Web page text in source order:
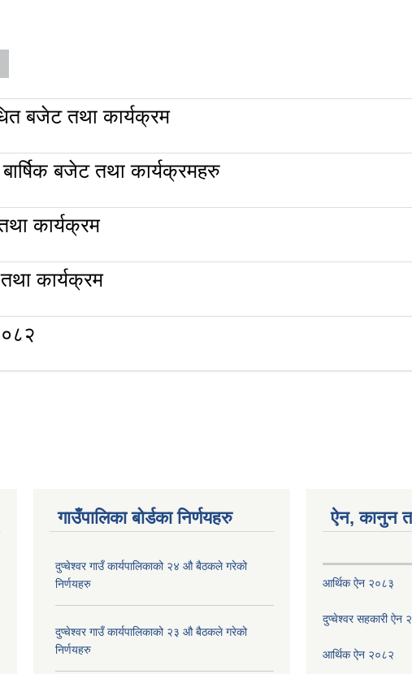
बजेट तथा कार्यक्रम
बजेट तथा कार्यक्रमहरु
कार्यक्रम
कार्यक्रम
गाउँपालिका बोर्डका निर्णयहरु
दुप्चेश्वर गाउँ कार्यपालिकाको २४ औ बैठकले गरेको
निर्णयहरु
दुप्चेश्वर गाउँ कार्यपालिकाको २३ औ बैठकले गरेको
निर्णयहरु
ऐन, कानुन
आर्थिक ऐन २०८३
दुप्चेश्वर सहकारी ऐन
आर्थिक ऐन २०८२